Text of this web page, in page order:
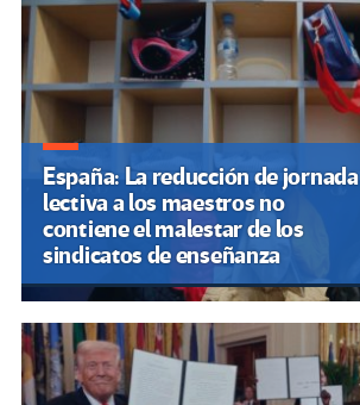
España: La reducción de jornada
lectiva a los maestros no
contiene el malestar de los
sindicatos de enseñanza